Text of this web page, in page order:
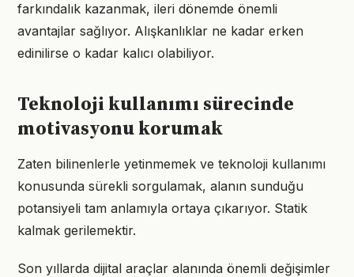
farkındalık kazanmak, ileri dönemde önemli
avantajlar sağlıyor. Alışkanlıklar ne kadar erken
edinilirse o kadar kalıcı olabiliyor.
Teknoloji kullanımı sürecinde
motivasyonu korumak
Zaten bilinenlerle yetinmemek ve teknoloji kullanımı
konusunda sürekli sorgulamak, alanın sunduğu
potansiyeli tam anlamıyla ortaya çıkarıyor. Statik
kalmak gerilemektir.
Son yıllarda dijital araçlar alanında önemli değişimler